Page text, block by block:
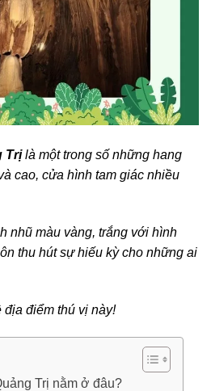
Trịlà một trong số những hang
cao, cửa hình tam giác nhiều
nhũ màu vàng, trắng với hình
thu hút sự hiếu kỳ cho những ai
địa điểm thú vị này!
Trị nằm ở đâu?